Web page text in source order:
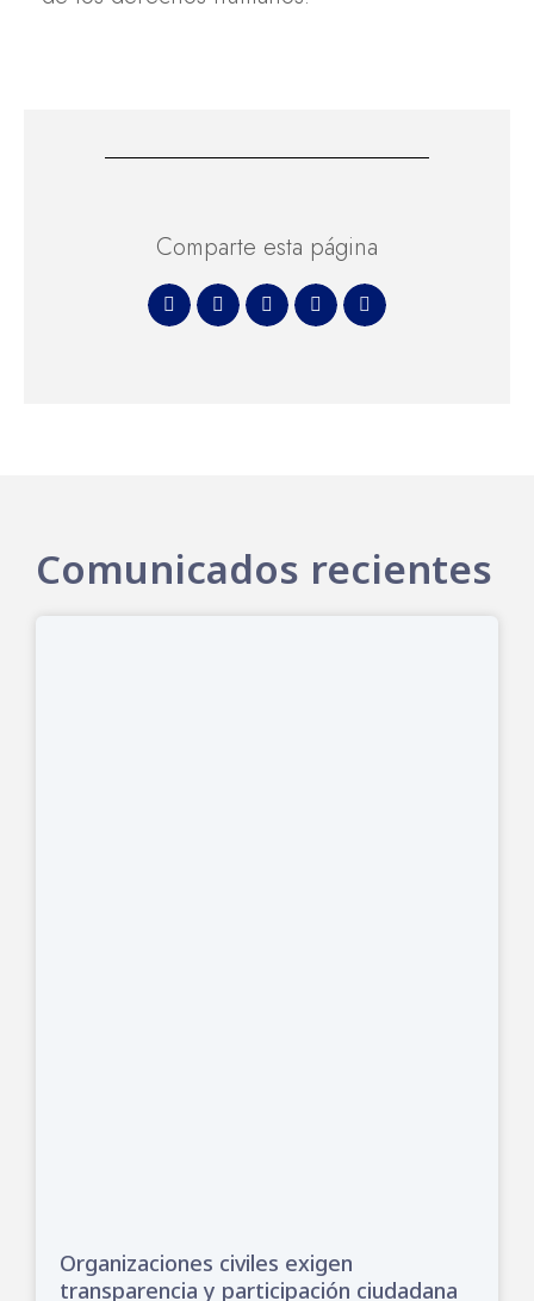
Comparte esta página
Comunicados recientes
Organizaciones civiles exigen
transparencia y participación ciudadana